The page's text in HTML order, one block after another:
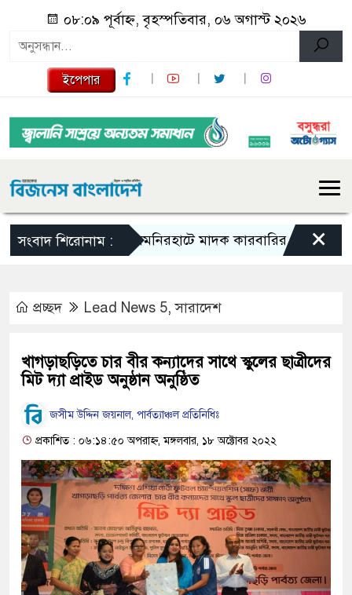
০৮:০৯ পূর্বাহ্ন, বৃহস্পতিবার, ০৬ অগাস্ট ২০২৬
ইপেপার
সংবাদ শিরোনাম :লালমনিরহাটে মাদক কারবারির ১০ বছর সশ্রম
×
প্রচ্ছদ Lead News 5,সারাদেশ
খাগড়াছড়িতে চার বীর কন্যাদের সাথে স্কুলের ছাত্রীদের
মিট দ্যা প্রাইড অনুষ্ঠান অনুষ্ঠিত
জসীম উদ্দিন জয়নাল, পার্বত্যাঞ্চল প্রতিনিধিঃ
প্রকাশিত : ০৬:১৪:৫০ অপরাহ্ন, মঙ্গলবার, ১৮ অক্টোবর ২০২২